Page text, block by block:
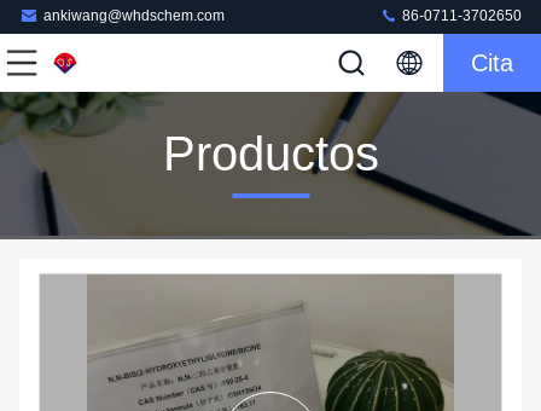
ankiwang@whdschem.com 86-0711-3702650
Cita
Productos